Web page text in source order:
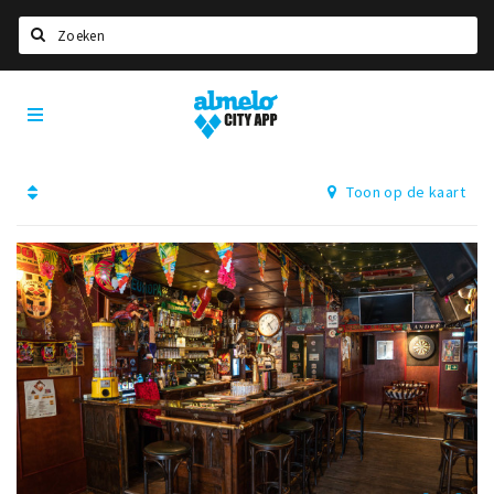
Home
Deals
Vacatures
Eten
Drinken
Slapen
Recreatief
Winkels
Almelo
City
Toon op de kaart